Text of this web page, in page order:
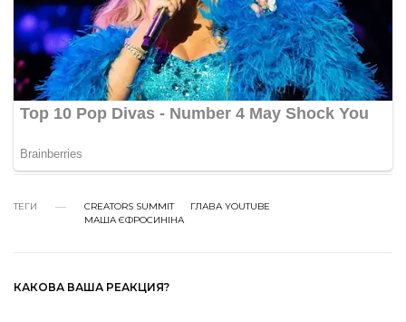
ТЕГИ CREATORS SUMMIT
ГЛАВА YOUTUBE
МАША ЄФРОСИНІНА
КАКОВА ВАША РЕАКЦИЯ?